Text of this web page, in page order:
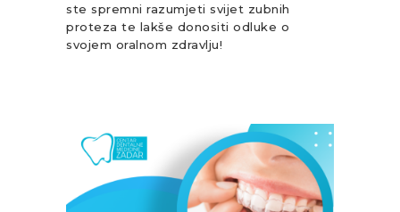
ste spremni razumjeti svijet zubnih
proteza te lakše donositi odluke o
svojem oralnom zdravlju!